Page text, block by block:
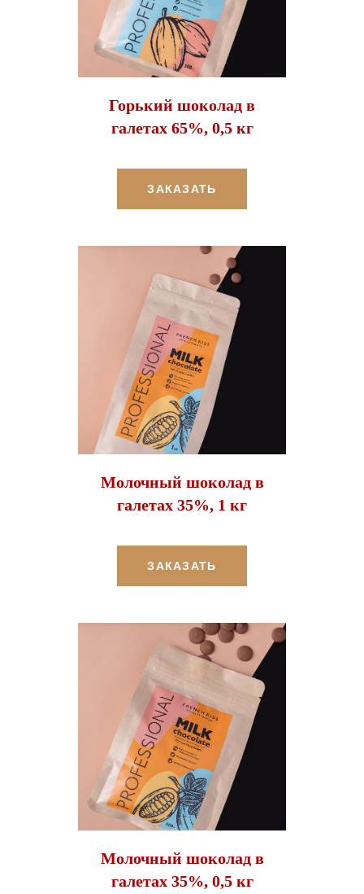
Горький шоколад в
галетах 65%, 0,5 кг
ЗАКАЗАТЬ
Молочный шоколад в
галетах 35%, 1 кг
ЗАКАЗАТЬ
Молочный шоколад в
галетах 35%, 0,5 кг